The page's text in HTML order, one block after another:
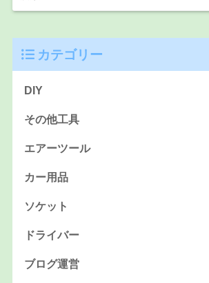
カテゴリー
DIY
その他工具
エアーツール
カー用品
ソケット
ドライバー
ブログ運営